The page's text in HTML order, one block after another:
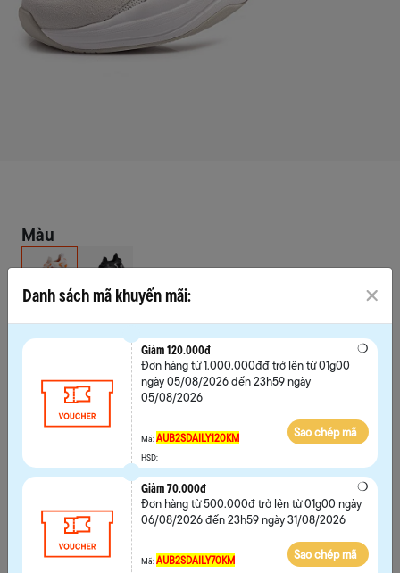
Màu
Hướng dẫn chọn size
39 40 41
42
43
44 45
MUA NGAY
Danh sách mã khuyến mãi:
Giảm 120.000đ
Đơn hàng từ 1.000.000đđ trở lên từ 01g00
ngày 05/08/2026 đến 23h59 ngày
05/08/2026
Mã:AUB2SDAILY120KM Sao chép mã
HSD:
Giảm 70.000đ
Đơn hàng từ 500.000đ trở lên từ 01g00 ngày
06/08/2026 đến 23h59 ngày 31/08/2026
Mã:AUB2SDAILY70KM Sao chép mã